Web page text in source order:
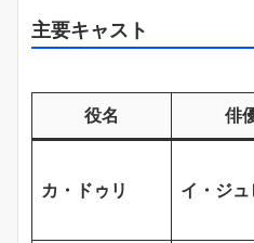
主要キャスト
役名 俳
カ・ドゥリ イ・ジ